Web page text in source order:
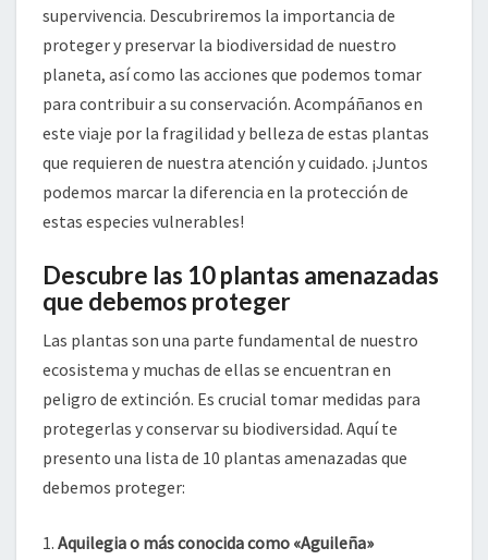
supervivencia. Descubriremos la importancia de
proteger y preservar la biodiversidad de nuestro
planeta, así como las acciones que podemos tomar
para contribuir a su conservación. Acompáñanos en
este viaje por la fragilidad y belleza de estas plantas
que requieren de nuestra atención y cuidado. ¡Juntos
podemos marcar la diferencia en la protección de
estas especies vulnerables!
Descubre las 10 plantas amenazadas
que debemos proteger
Las plantas son una parte fundamental de nuestro
ecosistema y muchas de ellas se encuentran en
peligro de extinción. Es crucial tomar medidas para
protegerlas y conservar su biodiversidad. Aquí te
presento una lista de 10 plantas amenazadas que
debemos proteger:
1. Aquilegia o más conocida como «Aguileña»